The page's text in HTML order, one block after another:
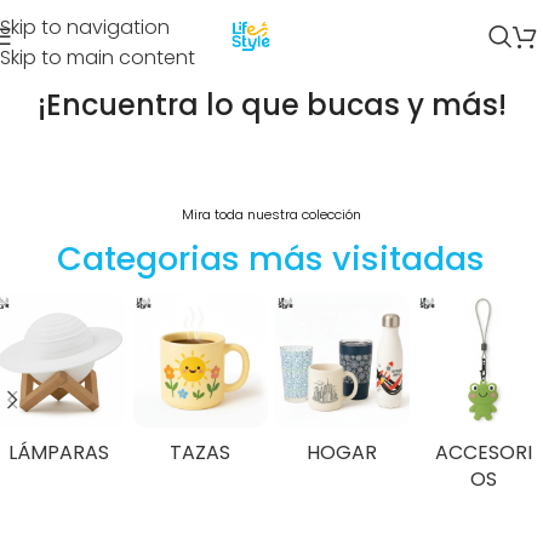
Skip to navigation
Skip to main content
¡Encuentra lo que bucas y más!
Mira toda nuestra colección
Categorias más visitadas
LÁMPARAS TAZAS HOGAR
ACCESORI
OS